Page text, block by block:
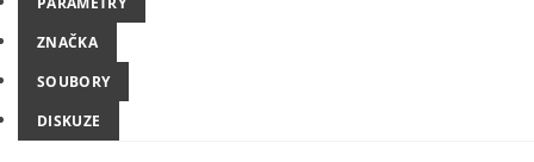
ZNAČKA
SOUBORY
DISKUZE